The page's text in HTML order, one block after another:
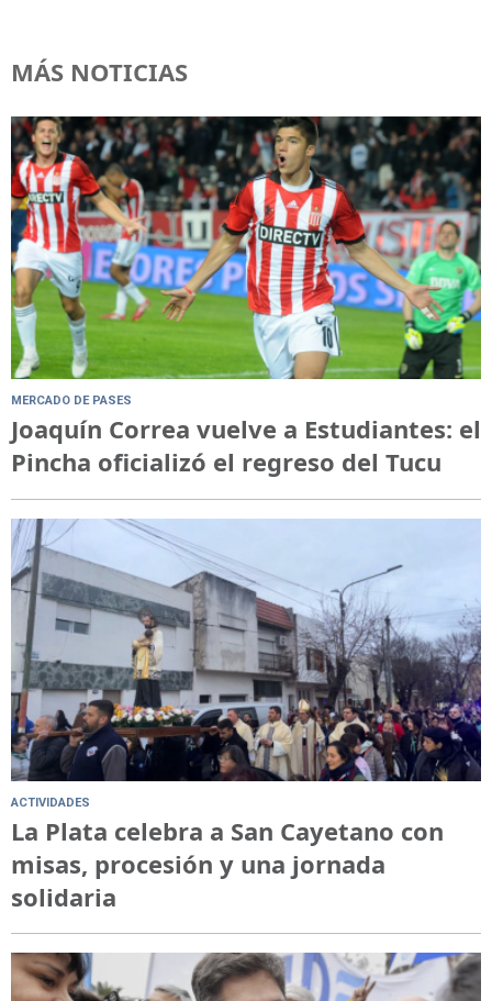
MÁS NOTICIAS
MERCADO DE PASES
Joaquín Correa vuelve a Estudiantes: el
Pincha oficializó el regreso del Tucu
ACTIVIDADES
La Plata celebra a San Cayetano con
misas, procesión y una jornada
solidaria